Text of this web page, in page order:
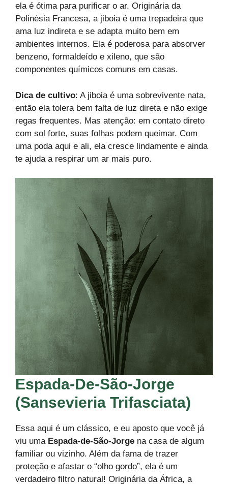
ela é ótima para purificar o ar. Originária da
Polinésia Francesa, a jiboia é uma trepadeira que
ama luz indireta e se adapta muito bem em
ambientes internos. Ela é poderosa para absorver
benzeno, formaldeído e xileno, que são
componentes químicos comuns em casas.
Dica de cultivo: A jiboia é uma sobrevivente nata,
então ela tolera bem falta de luz direta e não exige
regas frequentes. Mas atenção: em contato direto
com sol forte, suas folhas podem queimar. Com
uma poda aqui e ali, ela cresce lindamente e ainda
te ajuda a respirar um ar mais puro.
Espada-De-São-Jorge
(Sansevieria Trifasciata)
Essa aqui é um clássico, e eu aposto que você já
viu uma Espada-de-São-Jorge na casa de algum
familiar ou vizinho. Além da fama de trazer
proteção e afastar o “olho gordo”, ela é um
verdadeiro filtro natural! Originária da África, a